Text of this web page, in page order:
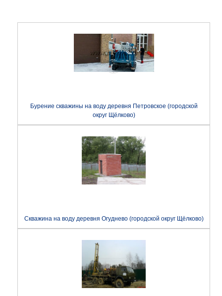
Бурение скважины на воду деревня Петровское (городской
округ Щёлково)
Скважина на воду деревня Огуднево (городской округ Щёлково)